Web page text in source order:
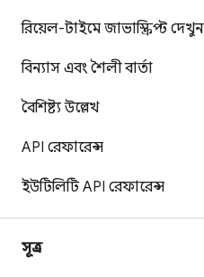
রিয়েল-টাইমে জাভাস্ক্রিপ্ট দেখুন
বিন্যাস এবং শৈলী বার্তা
বৈশিষ্ট্য উল্লেখ
API রেফারেন্স
ইউটিলিটি API রেফারেন্স
সূত্র